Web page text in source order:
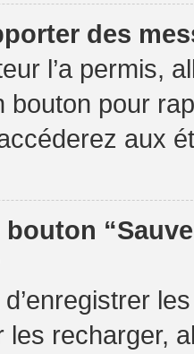
des
l’a permis,
bouton pour
aux
les recharger,